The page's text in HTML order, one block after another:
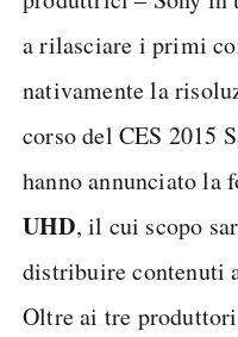
a rilasciare i primi
nativamente la
corso del CES 2015
hanno annunciato la
UHD, il cui scopo
distribuire contenuti
Oltre ai tre